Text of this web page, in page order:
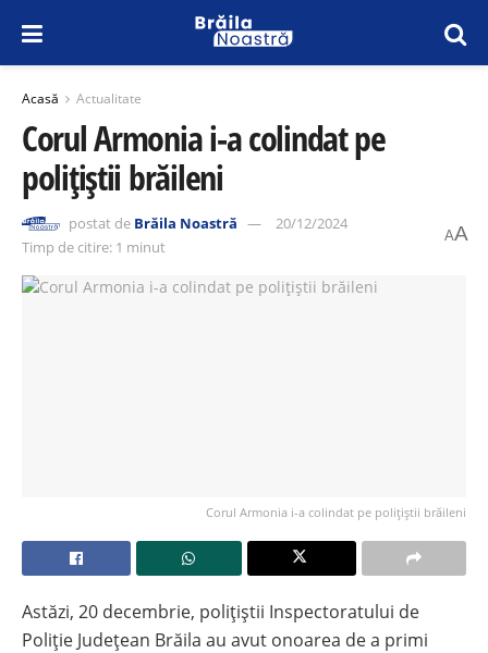
Acasă Actualitate
Corul Armonia i-a colindat pe
polițiștii brăileni
postat de Brăila Noastră
20/12/2024
Timp de citire: 1 minut
AA
Corul Armonia i-a colindat pe polițiștii brăileni
Astăzi, 20 decembrie, polițiștii Inspectoratului de
Poliție Județean Brăila au avut onoarea de a primi